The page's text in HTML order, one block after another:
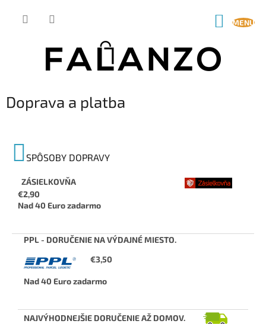
Doprava a platba
SPÔSOBY DOPRAVY
ZÁSIELKOVŇA
€2,90
Nad 40 Euro zadarmo
PPL - DORUČENIE NA VÝDAJNÉ MIESTO.
€3,50
Nad 40 Euro zadarmo
NAJVÝHODNEJŠIE DORUČENIE AŽ DOMOV.